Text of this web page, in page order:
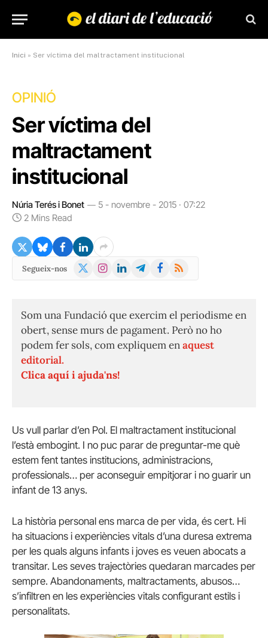
Inici » Ser víctima del maltractament institucional
OPINIÓ
Ser víctima del
maltractament
institucional
Núria Terés i Bonet
5 - novembre - 2015 · 07:22
2 Mins Read
Segueix-nos
X
Instagram
LinkedInTelegramFacebook
RSS
Som una Fundació que exercim el periodisme en
obert, sense murs de pagament. Però no ho
podem fer sols, com expliquem enaquest
editorial.
Clica aquí i ajuda'ns!
Us vull parlar d’en Pol. El maltractament institucional
l’està embogint. I no puc parar de preguntar-me què
estem fent tantes institucions, administracions,
professionals… per aconseguir empitjorar i no guarir un
infant de 13 anys.
La història personal ens marca de per vida, és cert. Hi
ha situacions i experiències vitals d’una duresa extrema
per les quals alguns infants i joves es veuen abocats a
transitar. Les seves trajectòries quedaran marcades per
sempre. Abandonaments, maltractaments, abusos…
s’infiltren en les experiències vitals configurant estils i
personalitats.